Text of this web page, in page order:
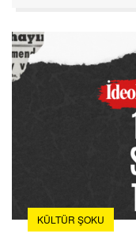
KÜLTÜR ŞOKU